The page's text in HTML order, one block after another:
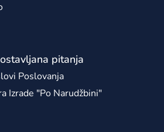
pitanja
Poslovanja
Izrade "po Narudžbini"